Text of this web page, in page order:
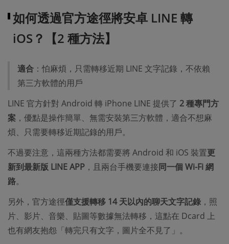
如何透過官方途徑將安卓 LINE 轉
iOS？【2 種方法】
適合 ：怕麻煩，只需轉移近期 LINE 文字記錄，不依賴
第三方軟體的用戶
LINE 官方針對 Android 轉 iPhone LINE 提供了 2 種專門方
案 ，優點是操作簡單、無需安裝第三方軟體，適合不想麻
煩、只需要轉移近期記錄的用戶。
不過要注意，這兩種方法都需要將 Android 和 iOS 裝置更
新到最新版 LINE APP ，且兩台手機要連接同一個 Wi-Fi 網
路。
另外，官方途徑僅支援轉移 14 天以內的聊天文字記錄 ，照
片、影片、音樂、貼圖等數據無法轉移，這點在 Dcard 上
也有網友抱怨「轉完只有文字，圖片全不見了」。